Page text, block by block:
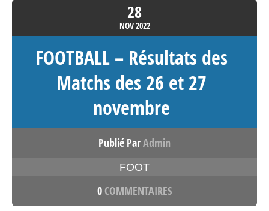
28
NOV2022
FOOTBALL – Résultats des
Matchs des 26 et 27
novembre
Publié ParAdmin
FOOT
0 COMMENTAIRES